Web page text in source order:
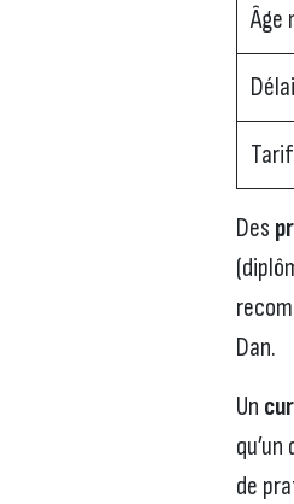
Âge
Tarif
Des
Dan.
Un
de